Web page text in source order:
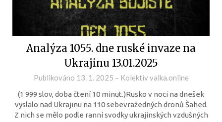
Analýza 1055. dne ruské invaze na
Ukrajinu 13.01.2025
Publikováno 13. 1. 2025 – Kolektiv valka.online
(1 999 slov, doba čtení 10 minut.)Rusko v noci na dnešek
vyslalo nad Ukrajinu na 110 sebevražedných dronů Šahed.
Z nich se mělo podle ranní svodky ukrajinských vzdušných